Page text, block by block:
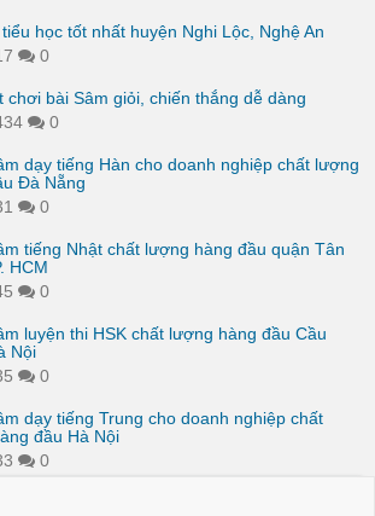
học tốt nhất huyện Nghi Lộc, Nghệ An
0
chơi bài Sâm giỏi, chiến thắng dễ dàng
0
dạy tiếng Hàn cho doanh nghiệp chất lượng
Đà Nẵng
0
tiếng Nhật chất lượng hàng đầu quận Tân
HCM
0
luyện thi HSK chất lượng hàng đầu Cầu
Nội
0
dạy tiếng Trung cho doanh nghiệp chất
đầu Hà Nội
0